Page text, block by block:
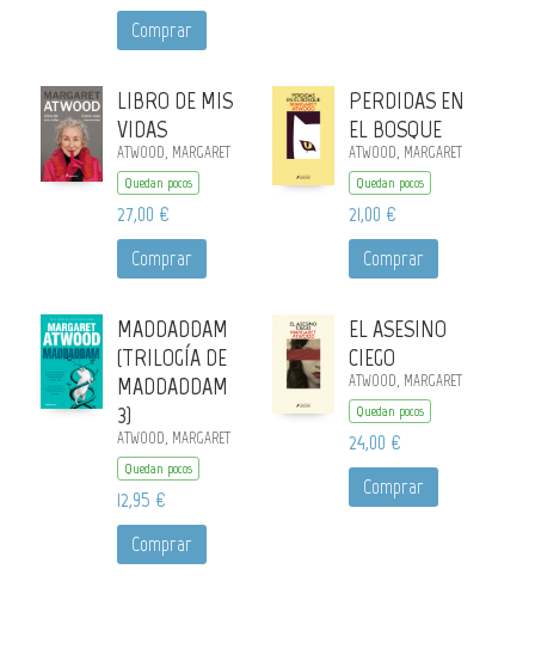
Comprar
LIBRO DE MIS
VIDAS
ATWOOD, MARGARET
Quedan pocos
27,00 €
Comprar
PERDIDAS EN
EL BOSQUE
ATWOOD, MARGARET
Quedan pocos
21,00 €
Comprar
MADDADDAM
(TRILOGÍA DE
MADDADDAM
3)
ATWOOD, MARGARET
Quedan pocos
12,95 €
Comprar
EL ASESINO
CIEGO
ATWOOD, MARGARET
Quedan pocos
24,00 €
Comprar